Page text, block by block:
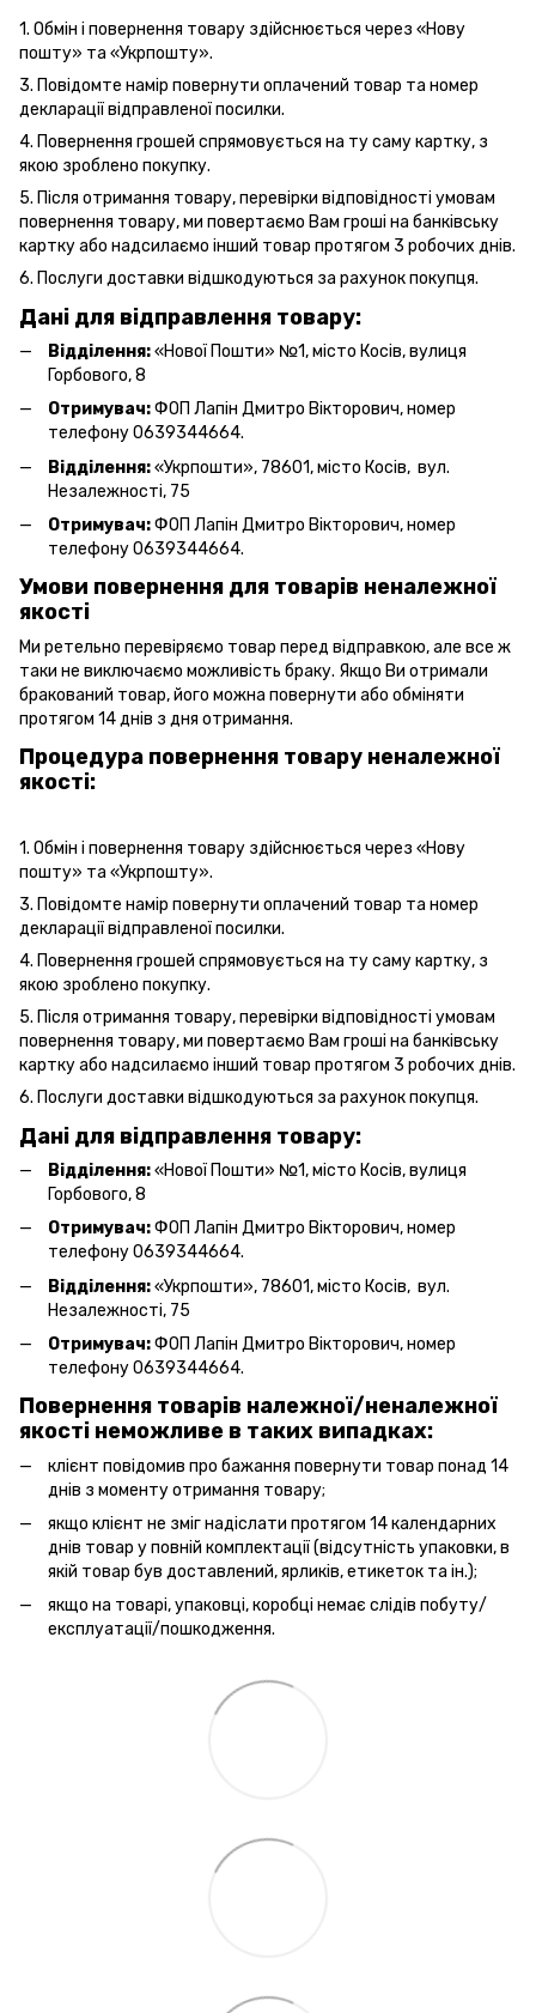
1. Обмін і повернення товару здійснюється через «Нову
пошту» та «Укрпошту».
3. Повідомте намір повернути оплачений товар та номер
декларації відправленої посилки.
4. Повернення грошей спрямовується на ту саму картку, з
якою зроблено покупку.
5. Після отримання товару, перевірки відповідності умовам
повернення товару, ми повертаємо Вам гроші на банківську
картку або надсилаємо інший товар протягом 3 робочих днів.
6. Послуги доставки відшкодуються за рахунок покупця.
Дані для відправлення товару:
Відділення:«Нової Пошти» №1, місто Косів, вулиця
Горбового, 8
Отримувач:ФОП Лапін Дмитро Вікторович, номер
телефону 0639344664.
Відділення:«Укрпошти», 78601, місто Косів, вул.
Незалежності, 75
Отримувач:ФОП Лапін Дмитро Вікторович, номер
телефону 0639344664.
Умови повернення для товарів неналежної
якості
Ми ретельно перевіряємо товар перед відправкою, але все ж
таки не виключаємо можливість браку. Якщо Ви отримали
бракований товар, його можна повернути або обміняти
протягом 14 днів з дня отримання.
Процедура повернення товару неналежної
якості:
1. Обмін і повернення товару здійснюється через «Нову
пошту» та «Укрпошту».
3. Повідомте намір повернути оплачений товар та номер
декларації відправленої посилки.
4. Повернення грошей спрямовується на ту саму картку, з
якою зроблено покупку.
5. Після отримання товару, перевірки відповідності умовам
повернення товару, ми повертаємо Вам гроші на банківську
картку або надсилаємо інший товар протягом 3 робочих днів.
6. Послуги доставки відшкодуються за рахунок покупця.
Дані для відправлення товару:
Відділення:«Нової Пошти» №1, місто Косів, вулиця
Горбового, 8
Отримувач:ФОП Лапін Дмитро Вікторович, номер
телефону 0639344664.
Відділення:«Укрпошти», 78601, місто Косів, вул.
Незалежності, 75
Отримувач:ФОП Лапін Дмитро Вікторович, номер
телефону 0639344664.
Повернення товарів належної/неналежної
якості неможливе в таких випадках:
клієнт повідомив про бажання повернути товар понад 14
днів з моменту отримання товару;
якщо клієнт не зміг надіслати протягом 14 календарних
днів товар у повній комплектації (відсутність упаковки, в
якій товар був доставлений, ярликів, етикеток та ін.);
якщо на товарі, упаковці, коробці немає слідів побуту/
експлуатації/пошкодження.